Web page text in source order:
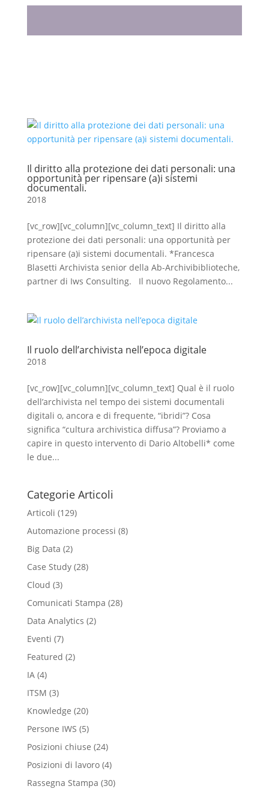
Il diritto alla protezione dei dati personali: una
opportunità per ripensare (a)i sistemi
documentali.
2018
[vc_row][vc_column][vc_column_text] Il diritto alla
protezione dei dati personali: una opportunità per
ripensare (a)i sistemi documentali. *Francesca
Blasetti Archivista senior della Ab-Archivibiblioteche,
partner di Iws Consulting. Il nuovo Regolamento...
Il ruolo dell’archivista nell’epoca digitale
2018
[vc_row][vc_column][vc_column_text] Qual è il ruolo
dell’archivista nel tempo dei sistemi documentali
digitali o, ancora e di frequente, “ibridi”? Cosa
significa “cultura archivistica diffusa”? Proviamo a
capire in questo intervento di Dario Altobelli* come
le due...
Categorie Articoli
Articoli (129)
Automazione processi (8)
Big Data (2)
Case Study(28)
Cloud (3)
Comunicati Stampa (28)
Data Analytics (2)
Eventi (7)
Featured (2)
IA(4)
ITSM (3)
Knowledge (20)
Persone IWS (5)
Posizioni chiuse (24)
Posizioni di lavoro(4)
Rassegna Stampa (30)